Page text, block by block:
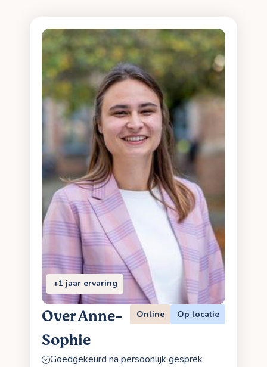
+1 jaar ervaring
Over Anne-
Sophie
Online Op locatie
Goedgekeurd na persoonlijk gesprek